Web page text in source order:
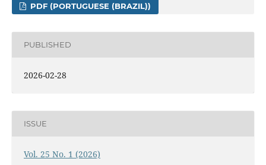
PDF (PORTUGUESE (BRAZIL))
PUBLISHED
2026-02-28
ISSUE
Vol. 25 No. 1 (2026)